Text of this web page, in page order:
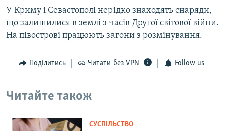
У Криму і Севастополі нерідко знаходять снаряди,
що залишилися в землі з часів Другої світової війни.
На півострові працюють загони з розмінування.
Поділитись Читати без VPN Follow us
Читайте також
СУСПІЛЬСТВО